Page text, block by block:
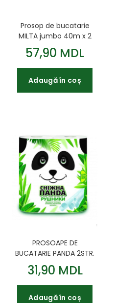
Prosop de bucatarie
MILTA jumbo 40m x 2
rol
57,90 MDL
Adaugă în coș
PROSOAPE DE
BUCATARIE PANDA 2STR.
2 ROLE 13.5M
31,90 MDL
Adaugă în coș